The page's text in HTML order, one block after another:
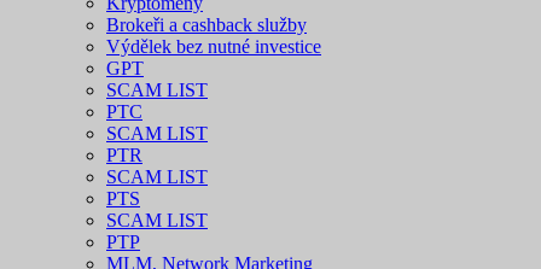
Brokeři a cashback služby
Výdělek bez nutné investice
GPT
SCAM LIST
PTC
SCAM LIST
PTR
SCAM LIST
PTS
SCAM LIST
PTP
MLM, Network Marketing